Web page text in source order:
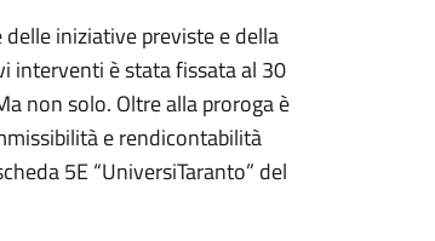
iniziative previste e della
interventi è stata fissata al 30
non solo. Oltre alla proroga è
e rendicontabilità
5E “UniversiTaranto” del